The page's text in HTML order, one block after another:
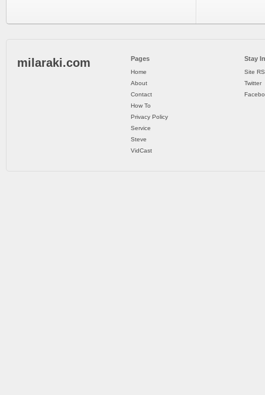
milaraki.com Pages
Home
About
Contact
How To
Privacy Policy
Service
Steve
VidCast
Stay
Site
Twitter